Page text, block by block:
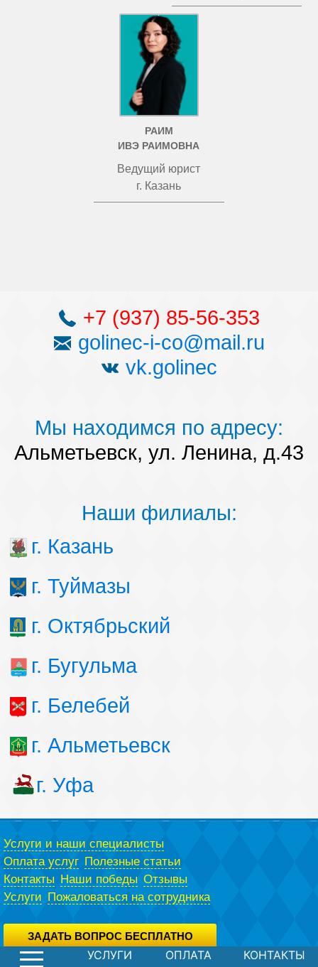
РАИМ
ИВЭ РАИМОВНА
Ведущий юрист
г. Казань
+7 (937) 85-56-353
golinec-i-co@mail.ru
vk.golinec
Мы находимся по адресу:
Альметьевск, ул. Ленина, д.43
Наши филиалы:
г. Казань
г. Туймазы
г. Октябрьский
г. Бугульма
г. Белебей
г. Альметьевск
г. Уфа
Услуги и наши специалисты
Оплата услуг Полезные статьи
Контакты Наши победы Отзывы
Услуги Пожаловаться на сотрудника
ЗАДАТЬ ВОПРОС БЕСПЛАТНО
Вы можете задать вопрос юристу абсолютно бесплатно,
воспользовавшись специальной формой.
УСЛУГИ ОПЛАТА КОНТАКТЫ